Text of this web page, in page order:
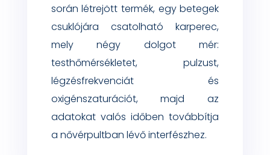
során létrejött termék, egy betegek
csuklójára csatolható karperec,
mely négy dolgot mér:
testhőmérsékletet, pulzust,
légzésfrekvenciát és
oxigénszaturációt, majd az
adatokat valós időben továbbítja
a nővérpultban lévő interfészhez.